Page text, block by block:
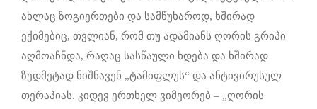
ახლაც ზოგიერთები და სამწუხაროდ, ხშირად
ექიმებიც, თვლიან, რომ თუ ადამიანს ღორის გრიპი
აღმოაჩნდა, რაღაც სასწაული ხდება და ხშირად
ზედმეტად ნიშნავენ „ტამიფლუს“ და ანტივირუსულ
თერაპიას. კიდევ ერთხელ ვიმეორებ – „ღორის